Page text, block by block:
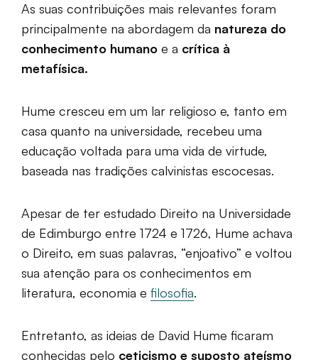
As suas contribuições mais relevantes foram
principalmente na abordagem da natureza do
conhecimento humano e a crítica à
metafísica.
Hume cresceu em um lar religioso e, tanto em
casa quanto na universidade, recebeu uma
educação voltada para uma vida de virtude,
baseada nas tradições calvinistas escocesas.
Apesar de ter estudado Direito na Universidade
de Edimburgo entre 1724 e 1726, Hume achava
o Direito, em suas palavras, “enjoativo” e voltou
sua atenção para os conhecimentos em
literatura, economia e filosofia.
Entretanto, as ideias de David Hume ficaram
conhecidas pelo ceticismo e suposto ateísmo